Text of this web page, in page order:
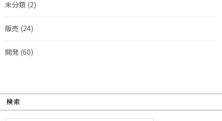
未分類 (2)
販売 (24)
開発 (60)
検索